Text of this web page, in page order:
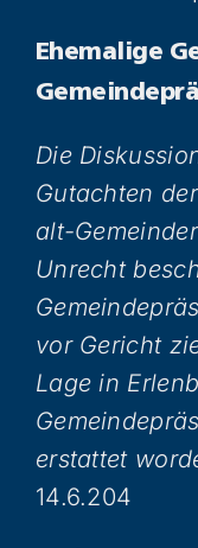
Ehemalige
Die
Gutachten
alt-
Unrecht
vor Gericht
Lage in
erstattet
14.6.204